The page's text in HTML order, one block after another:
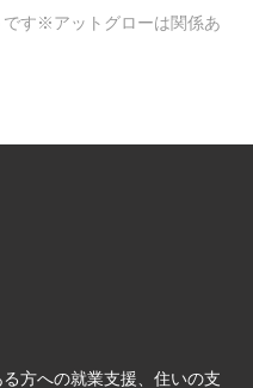
す※アットグローは関係あ
方への就業支援、住いの支